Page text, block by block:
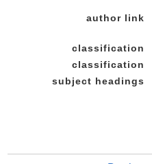
author link
classification
classification
subject headings